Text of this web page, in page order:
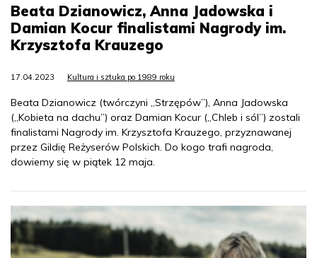
Beata Dzianowicz, Anna Jadowska i
Damian Kocur finalistami Nagrody im.
Krzysztofa Krauzego
17.04.2023 Kultura i sztuka po 1989 roku
Beata Dzianowicz (twórczyni „Strzępów”), Anna Jadowska
(„Kobieta na dachu”) oraz Damian Kocur („Chleb i sól”) zostali
finalistami Nagrody im. Krzysztofa Krauzego, przyznawanej
przez Gildię Reżyserów Polskich. Do kogo trafi nagroda,
dowiemy się w piątek 12 maja.